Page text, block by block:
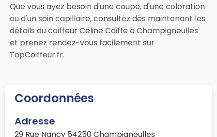
Que vous ayez besoin d'une coupe, d'une coloration
ou d'un soin capillaire, consultez dès maintenant les
détails du coiffeur Céline Coiffe à Champigneulles
et prenez rendez-vous facilement sur
TopCoiffeur.fr.
Coordonnées
Adresse
29 Rue Nancy 54250 Champigneulles